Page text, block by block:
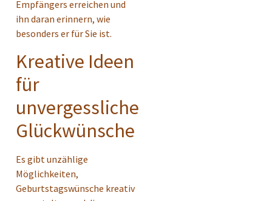
Empfängers erreichen und
ihn daran erinnern, wie
besonders er für Sie ist.
Kreative Ideen
für
unvergessliche
Glückwünsche
Es gibt unzählige
Möglichkeiten,
Geburtstagswünsche kreativ